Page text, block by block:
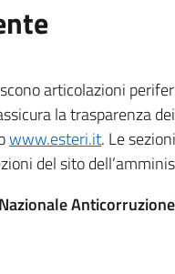
articolazioni
la trasparenza
www.esteri.it. Le
del sito
Anticorruzione